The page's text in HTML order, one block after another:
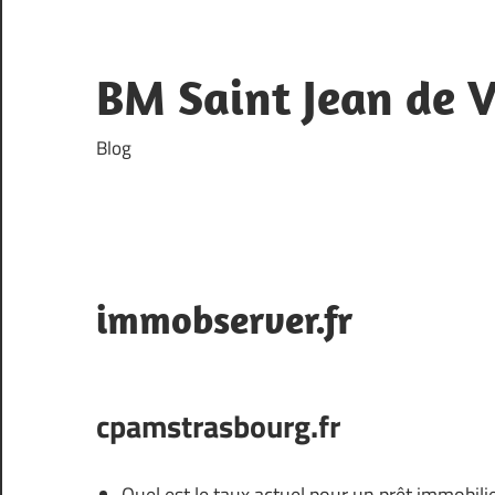
content
BM Saint Jean de
Blog
immobserver.fr
cpamstrasbourg.fr